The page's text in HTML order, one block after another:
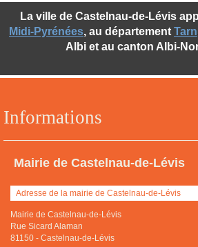
Informations
Mairie de Castelnau-de-Lévis
Adresse de la mairie de Castelnau-de-Lévis
Mairie de Castelnau-de-Lévis
Rue Sicard Alaman
81150 - Castelnau-de-Lévis
La ville de Castelnau-de-Lévis
Midi-Pyrénées, au département Tarn
Albi et au canton Albi-